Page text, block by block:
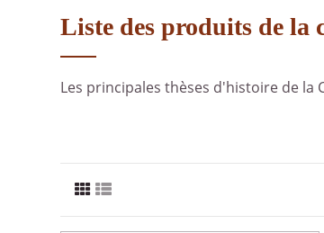
Liste des produits de la
Les principales thèses d'histoire de